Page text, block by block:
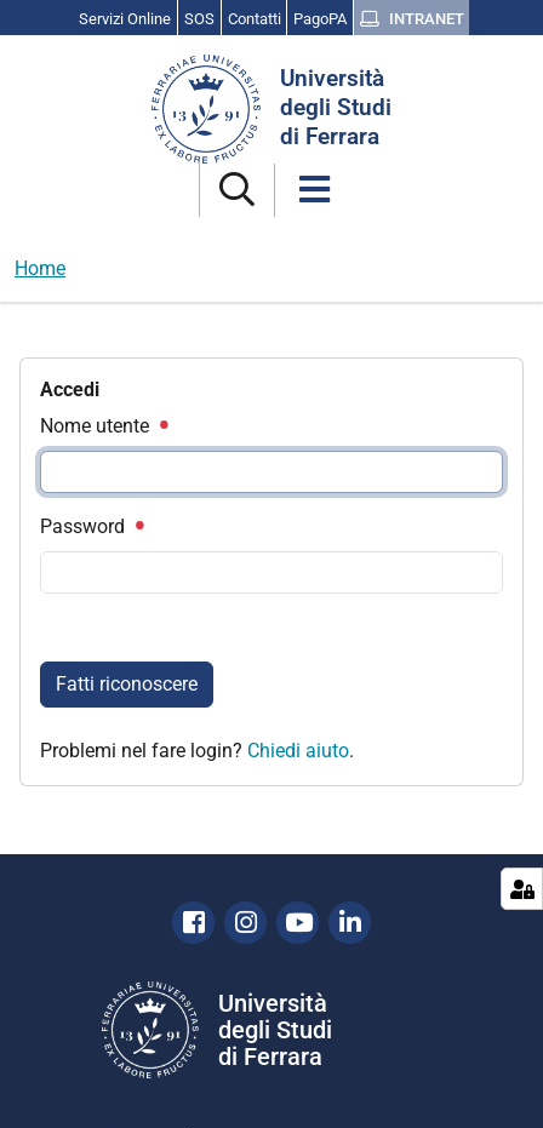
Servizi Online SOS Contatti PagoPA INTRANET
Università
degli Studi
di Ferrara
Home
Accedi
Nome utente
Password
Fatti riconoscere
Problemi nel fare login? Chiedi aiuto.
Facebook
Instagram
YoutubeLinkedin
Università
degli Studi
di Ferrara